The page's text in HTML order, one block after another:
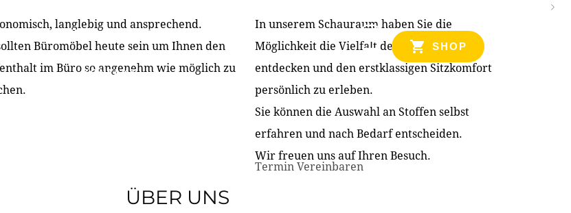
ÜBER UNS PARTNER & REFERENZEN
KONTAKT
SHOP
langlebig und ansprechend.
Büromöbel heute sein um Ihnen den
im Büro so angenehm wie möglich zu
In unserem Schauraum haben Sie die
Möglichkeit die Vielfalt der Produkte zu
entdecken und den erstklassigen Sitzkomfort
persönlich zu erleben.
Sie können die Auswahl an Stoffen selbst
erfahren und nach Bedarf entscheiden.
Wir freuen uns auf Ihren Besuch.
Termin Vereinbaren
ÜBER UNS